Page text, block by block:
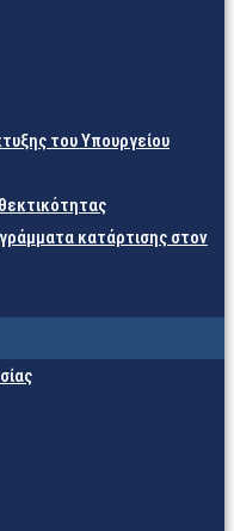
του Υπουργείου
κατάρτισης στον